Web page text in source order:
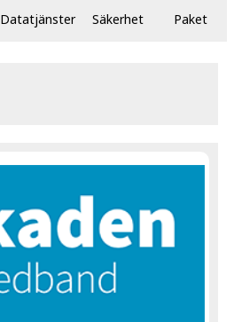
Datatjänster Säkerhet Paket